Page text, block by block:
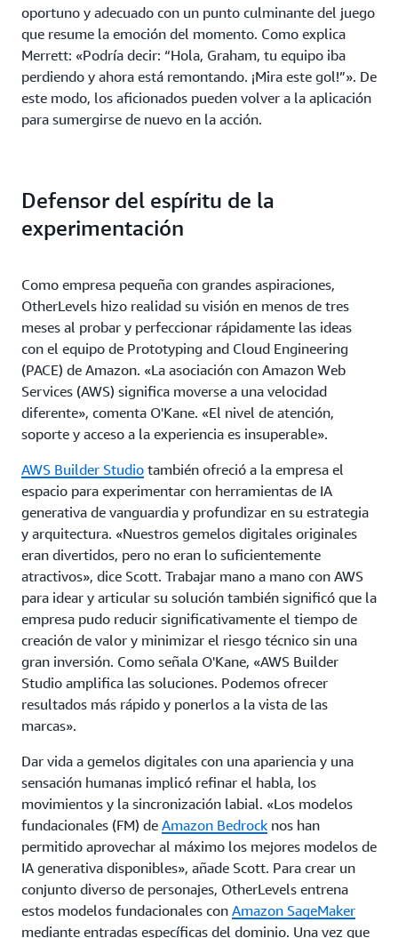
oportuno y adecuado con un punto culminante del juego
que resume la emoción del momento. Como explica
Merrett: «Podría decir: “Hola, Graham, tu equipo iba
perdiendo y ahora está remontando. ¡Mira este gol!”». De
este modo, los aficionados pueden volver a la aplicación
para sumergirse de nuevo en la acción.
Defensor del espíritu de la
experimentación
Como empresa pequeña con grandes aspiraciones,
OtherLevels hizo realidad su visión en menos de tres
meses al probar y perfeccionar rápidamente las ideas
con el equipo de Prototyping and Cloud Engineering
(PACE) de Amazon. «La asociación con Amazon Web
Services (AWS) significa moverse a una velocidad
diferente», comenta O'Kane. «El nivel de atención,
soporte y acceso a la experiencia es insuperable».
AWS Builder Studio también ofreció a la empresa el
espacio para experimentar con herramientas de IA
generativa de vanguardia y profundizar en su estrategia
y arquitectura. «Nuestros gemelos digitales originales
eran divertidos, pero no eran lo suficientemente
atractivos», dice Scott. Trabajar mano a mano con AWS
para idear y articular su solución también significó que la
empresa pudo reducir significativamente el tiempo de
creación de valor y minimizar el riesgo técnico sin una
gran inversión. Como señala O'Kane, «AWS Builder
Studio amplifica las soluciones. Podemos ofrecer
resultados más rápido y ponerlos a la vista de las
marcas».
Dar vida a gemelos digitales con una apariencia y una
sensación humanas implicó refinar el habla, los
movimientos y la sincronización labial. «Los modelos
fundacionales (FM) de Amazon Bedrock nos han
permitido aprovechar al máximo los mejores modelos de
IA generativa disponibles», añade Scott. Para crear un
conjunto diverso de personajes, OtherLevels entrena
estos modelos fundacionales con Amazon SageMaker
mediante entradas específicas del dominio. Una vez que